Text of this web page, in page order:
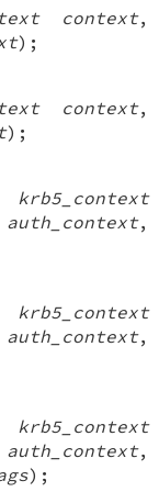
context,
);
context,
);
krb5_context
,
krb5_context
,
krb5_context
,
);